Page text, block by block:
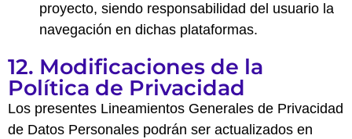
proyecto, siendo responsabilidad del usuario la
navegación en dichas plataformas.
12. Modificaciones de la
Política de Privacidad
Los presentes Lineamientos Generales de Privacidad
de Datos Personales podrán ser actualizados en